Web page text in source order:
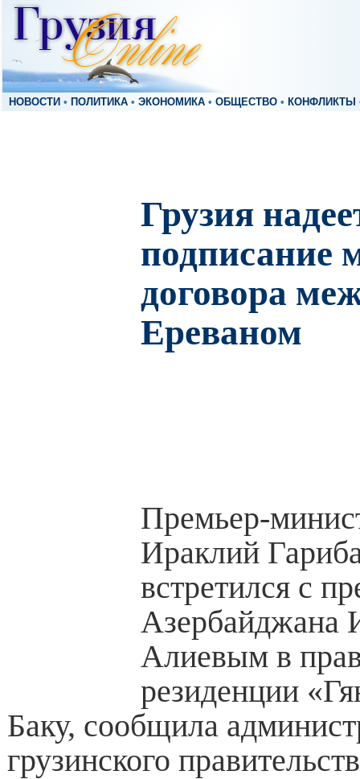
НОВОСТИ • ПОЛИТИКА • ЭКОНОМИКА • ОБЩЕСТВО • КОНФЛИКТЫ
Грузия
подписание
договора
Ереваном
Премьер-
Ираклий
встретился с
Азербайджана
Алиевым в
резиденции
Баку, сообщила
грузинского